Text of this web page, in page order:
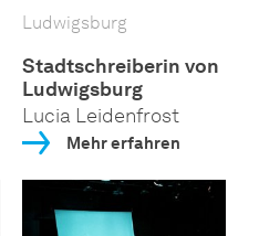
Ludwigsburg
Stadtschreiberin von
Ludwigsburg
Lucia Leidenfrost
Mehr erfahren